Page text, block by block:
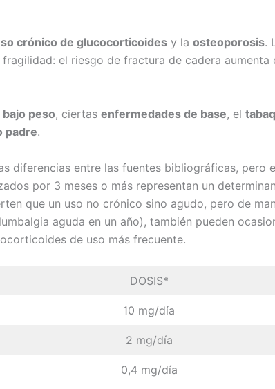
crónico de glucocorticoides y la osteoporosis.
el riesgo de fractura de cadera aumenta
bajo peso, ciertas enfermedades de base, el
padre.
diferencias entre las fuentes bibliográficas, pero
por 3 meses o más representan un
que un uso no crónico sino agudo, pero de
aguda en un año), también pueden
de uso más frecuente.
DOSIS*
10 mg/día
2 mg/día
0,4 mg/día